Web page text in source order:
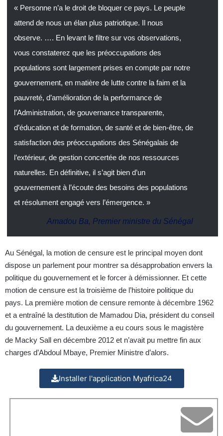
« Personne n’a le droit de bloquer ce pays. Le peuple
attend de nous un élan plus patriotique. Il nous
observe. …. En levant le filtre sur vos observations,
vous constaterez que les préoccupations des
populations sont largement prises en compte par notre
gouvernement, en matière de lutte contre la faim et la
pauvreté, d’amélioration de la performance de
l’Administration, de gouvernance transparente,
d’éducation et de formation, de santé et de bien-être, de
satisfaction des préoccupations des Sénégalais de
l’extérieur, de gestion concertée de nos ressources
naturelles. En définitive, il s’agit bien d’un
gouvernement à l’écoute des besoins des populations
et résolument engagé vers l’émergence. »
Amadou Ba, Premier ministre du Sénégal
Au Sénégal, la motion de censure est le principal moyen dont
dispose un parlement pour montrer sa désapprobation envers la
politique du gouvernement et le forcer à démissionner. Et cette
motion de censure est la troisième de l’histoire politique du
pays. La première motion de censure remonte à décembre 1962
et a entraîné la destitution de Mamadou Dia, président du conseil
du gouvernement. La deuxième a eu cours sous le magistère
de Macky Sall en décembre 2012 et n’avait pu mettre fin aux
charges d’Abdoul Mbaye, Premier Ministre d’alors.
Installer l'application Myafrica24